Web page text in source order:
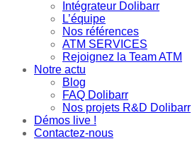
Intégrateur Dolibarr
L’équipe
Nos références
ATM SERVICES
Rejoignez la Team ATM
Notre actu
Blog
FAQ Dolibarr
Nos projets R&D Dolibarr
Démos live !
Contactez-nous